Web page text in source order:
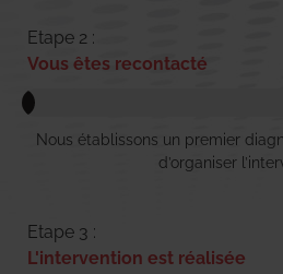
Etape 2 :
Vous êtes recontacté
Nous établissons un premier
d’organiser
Etape 3 :
L'intervention est réalisée